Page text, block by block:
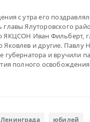
с утра его
главы Ялуторовского
ЯКЦСОН Иван Фильберт,
Яковлев и другие. Павлу
губернатора и вручили
полного
юбилей